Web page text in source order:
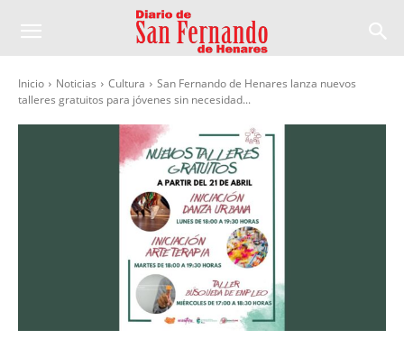
Inicio Noticias Cultura
San Fernando de Henares lanza nuevos
talleres gratuitos para jóvenes sin necesidad...